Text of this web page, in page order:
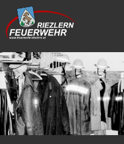
direkt zur Navigation
direkt zum Inhalt